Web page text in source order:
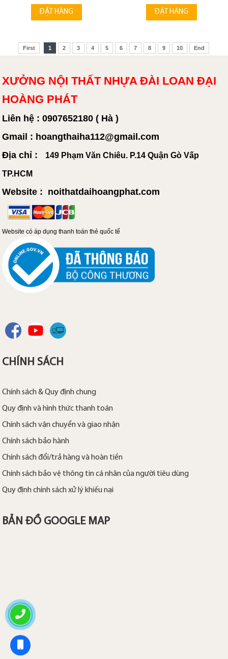
ĐẶT HÀNG ĐẶT HÀNG
First 1 2 3 4 5 6 7 8 9 10 End
XƯỞNG NỘI THẤT NHỰA ĐÀI LOAN ĐẠI
HOÀNG PHÁT
Liên hệ : 0907652180 ( Hà )
Gmail : hoangthaiha112@gmail.com
Địa chỉ :
149 Phạm Văn Chiêu. P.14 Quận Gò Vấp
TP.HCM
Website : noithatdaihoangphat.com
Website có áp dụng thanh toán thẻ quốc tế
CHÍNH SÁCH
Chính sách & Quy định chung
Quy định và hình thức thanh toán
Chính sách vận chuyển và giao nhận
Chính sách bảo hành
Chính sách đổi/trả hàng và hoàn tiền
Chính sách bảo vệ thông tin cá nhân của người tiêu dùng
Quy định chính sách xử lý khiếu nại
BẢN ĐỒ GOOGLE MAP